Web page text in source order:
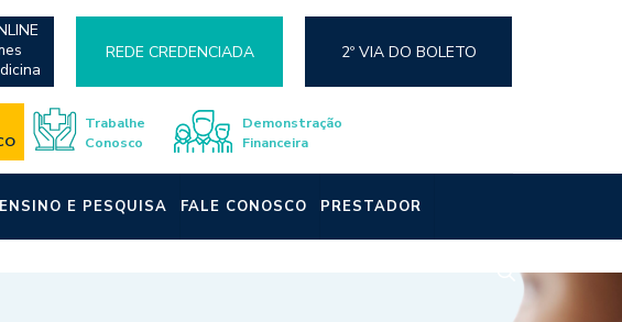
REDE CREDENCIADA 2º VIA DO BOLETO
Trabalhe
Conosco
Demonstração
Financeira
ENSINO E PESQUISA FALE CONOSCO PRESTADOR